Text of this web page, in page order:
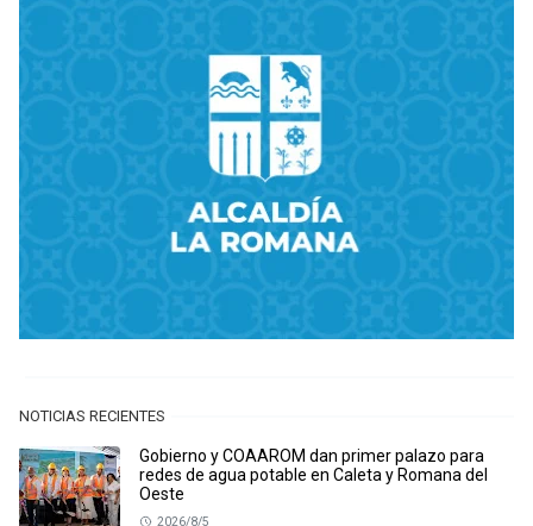
NOTICIAS RECIENTES
Gobierno y COAAROM dan primer palazo para
redes de agua potable en Caleta y Romana del
Oeste
2026/8/5